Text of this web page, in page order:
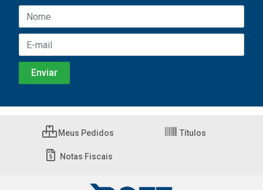
Meus Pedidos Títulos
Notas Fiscais